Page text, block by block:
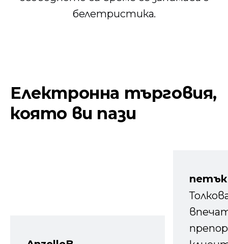
белетристика.
Електронна търговия,
която ви пази